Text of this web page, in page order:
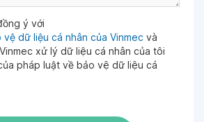
ý với
vệ dữ liệu cá nhân của Vinmec và
xử lý dữ liệu cá nhân của tôi
pháp luật về bảo vệ dữ liệu cá